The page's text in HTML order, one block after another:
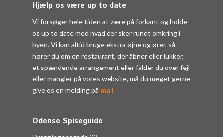
Hjælp os være up to date
Vi forsøger hele tiden at være på forkant og holde
os up to date med hvad der sker rundt omkring i
byen. Vi kan altid bruge ekstra øjne og ører, så
hører du om en restaurant, der åbner eller lukker,
et spændende arrangement eller falder du over fejl
eller mangler på vores website, må du meget gerne
give os en melding på mail
Odense Spiseguide